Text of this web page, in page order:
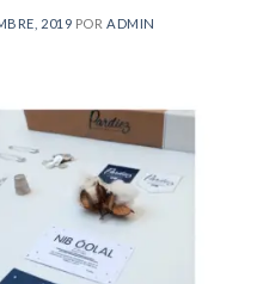
2019 PORADMIN